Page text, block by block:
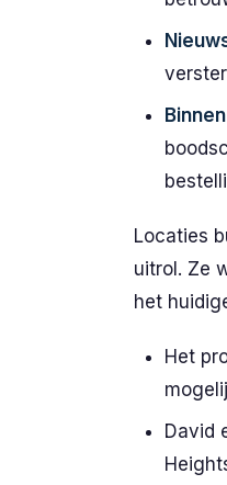
Locaties
uitrol. Ze
het
Het
David